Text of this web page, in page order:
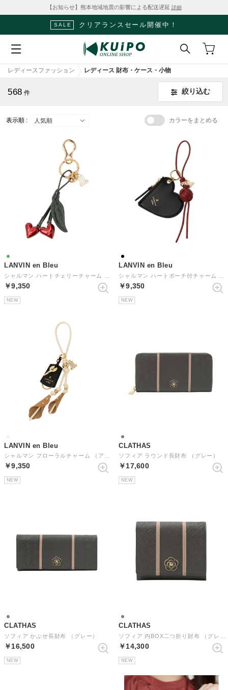
【お知らせ】熊本地域地震の影響による配送遅延 詳細
SALE クリアランスセール開催中！
レディースファッション レディース 財布・ケース・小物
568 件 絞り込む
表示順 : カラーをまとめる
LANVIN en Bleu
￥9,350
NEW
LANVIN en Bleu
￥9,350
NEW
LANVIN en Bleu
￥9,350
NEW
CLATHAS
ソフィア ラウンド長財布 （グレー）
￥17,600
NEW
CLATHAS
ソフィア かぶせ長財布 （グレー）
￥16,500
NEW
CLATHAS
￥14,300
NEW